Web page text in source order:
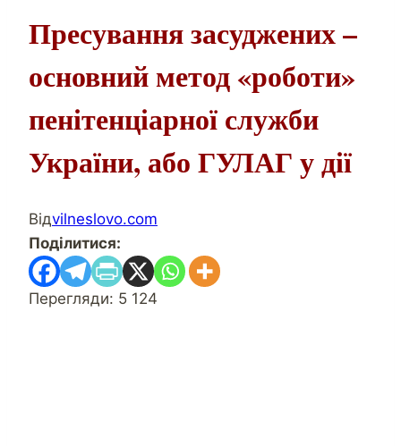
Пресування засуджених –
основний метод «роботи»
пенітенціарної служби
України, або ГУЛАГ у дії
Відvilneslovo.com
Поділитися:
Перегляди: 5 124